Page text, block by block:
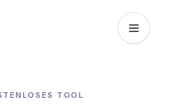
TOOL